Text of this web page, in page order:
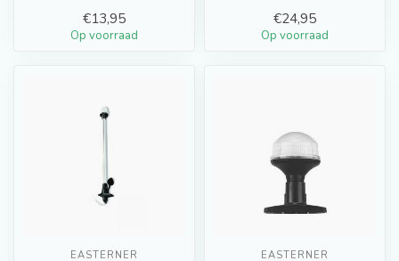
€13,95
Op voorraad
€24,95
Op voorraad
EASTERNER EASTERNER